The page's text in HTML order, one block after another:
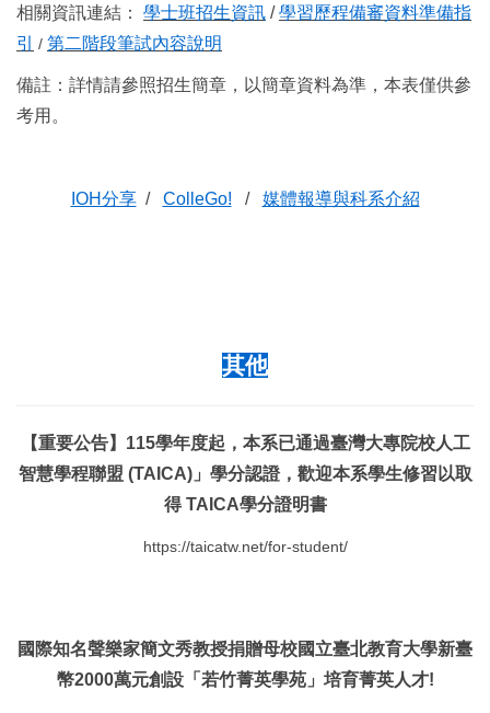
相關資訊連結： 學士班招生資訊 /學習歷程備審資料準備指
引
/ 第二階段筆試內容說明
備註：詳情請參照招生簡章，以簡章資料為準，本表僅供參
考用。
IOH分享 / ColleGo! / 媒體報導與科系介紹
其他
【重要公告】115學年度起，本系已通過臺灣大專院校人工
智慧學程聯盟 (TAICA)」學分認證，歡迎本系學生修習以取
得 TAICA學分證明書
https://taicatw.net/for-student/
國際知名聲樂家簡文秀教授捐贈母校國立臺北教育大學新臺
幣2000萬元創設「若竹菁英學苑」培育菁英人才!